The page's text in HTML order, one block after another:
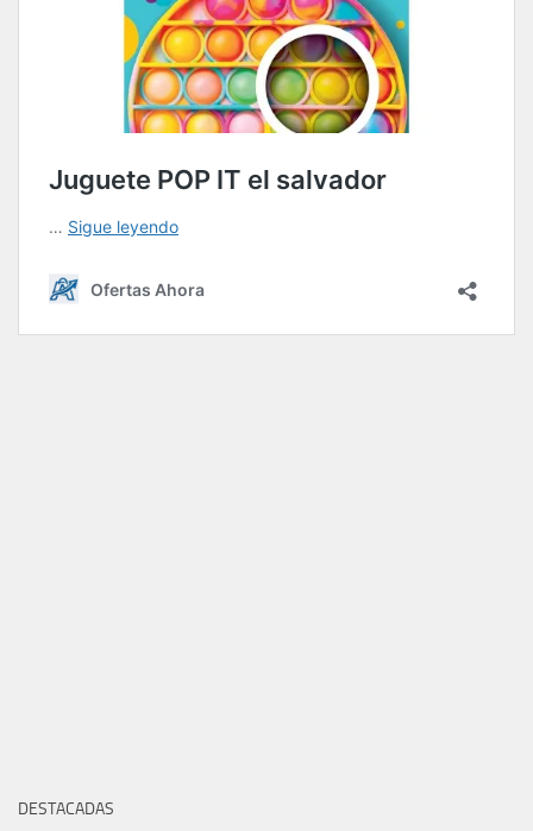
DESTACADAS